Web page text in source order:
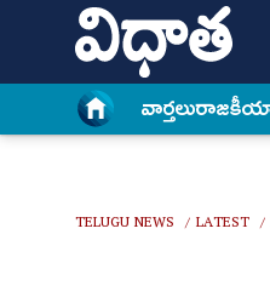
వార్త‌లు
TELUGU NEWS / LATEST /